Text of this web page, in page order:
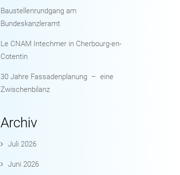
Baustellenrundgang am
Bundeskanzleramt
Le CNAM Intechmer in Cherbourg-en-
Cotentin
30 Jahre Fassadenplanung – eine
Zwischenbilanz
Archiv
Juli 2026
Juni 2026